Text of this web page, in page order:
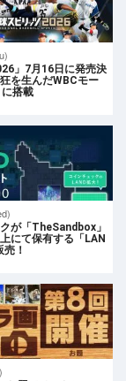
」7月16日に発売決
を生んだWBCモー
に搭載
が「TheSandbox」
にて保有する「LAN
！